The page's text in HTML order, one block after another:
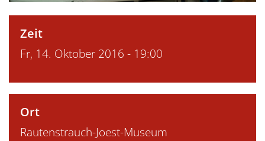
Zeit
Fr, 14. Oktober 2016 - 19:00
Ort
Rautenstrauch-Joest-Museum